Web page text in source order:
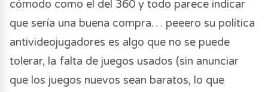
cómodo como el del 360 y todo parece indicar
que sería una buena compra… peeero su política
antivideojugadores es algo que no se puede
tolerar, la falta de juegos usados (sin anunciar
que los juegos nuevos sean baratos, lo que